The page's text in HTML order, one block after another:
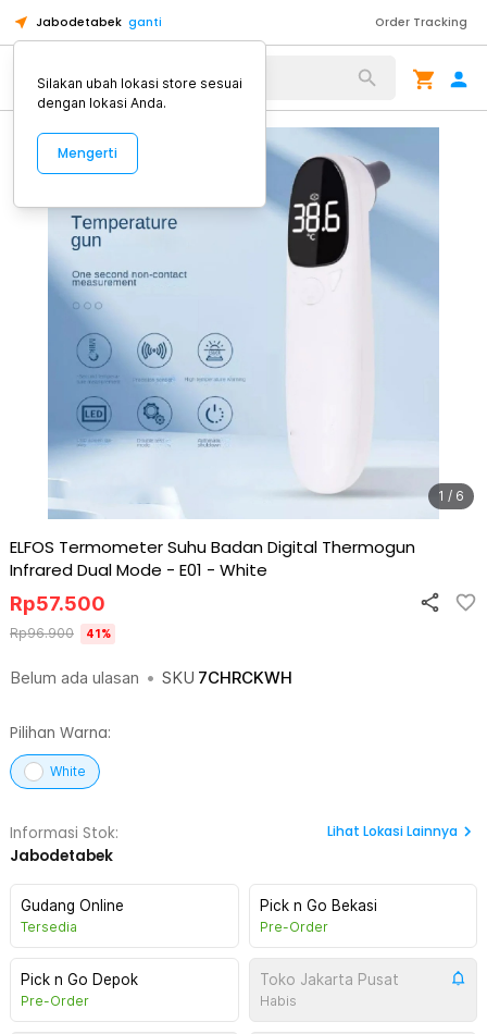
Jabodetabek ganti Order Tracking
Alat Kopi
1 / 6
ELFOS Termometer Suhu Badan Digital Thermogun
Infrared Dual Mode - E01 - White
Belum ada ulasan • SKU 7CHRCKWH
Rp57.500
Rp96.900 41%
Pilihan Warna:
White
Informasi Stok:
Jabodetabek
Lihat Lokasi Lainnya
Gudang Online
Tersedia
Pick n Go Bekasi
Pre-Order
Pick n Go Depok
Pre-Order
Toko Jakarta Pusat
Habis
Silakan ubah lokasi store sesuai
dengan lokasi Anda.
Mengerti